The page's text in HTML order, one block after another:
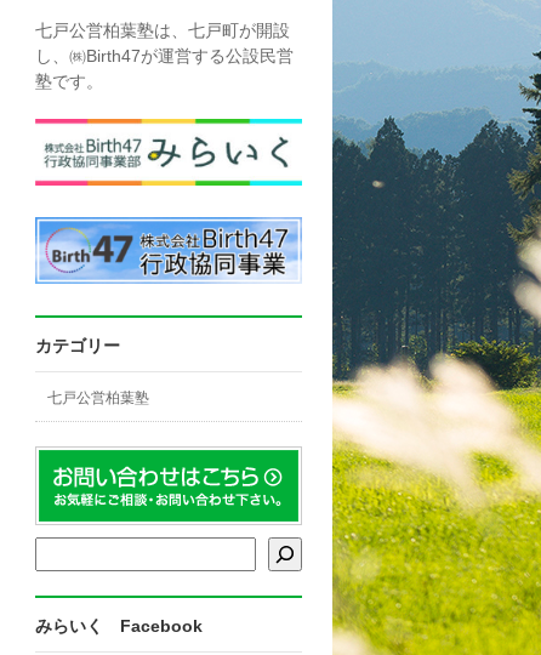
七戸公営柏葉塾は、七戸町が開設
し、㈱Birth47が運営する公設民営
塾です。
カテゴリー
七戸公営柏葉塾
みらいく Facebook